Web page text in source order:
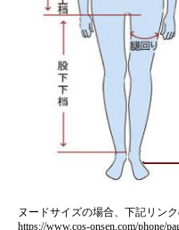
ヌードサイズの場合、下記リン
https://www.cos-onsen.com/phone/